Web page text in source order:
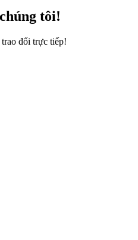
tôi!
đổi trực tiếp!